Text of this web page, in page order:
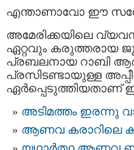
എന്താണാവോ ഈ
അമേരിക്കയിലെ
ഏറ്റവും കരുത്തരായ
പ്രബലനായ റാബി
പ്രസിടണ്ടായുള്ള
ഏര്‍പ്പെടുത്തിയതാണ്
അടിമത്തം ഇരന്നു
ആണവ കരാറിലെ